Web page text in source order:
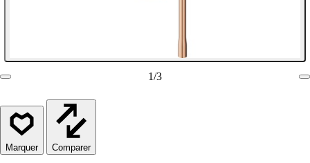
1/3
Comparer